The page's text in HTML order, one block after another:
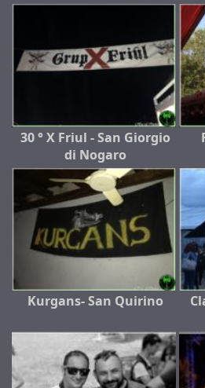
30 ° X Friul - San Giorgio
di Nogaro
Kurgans- San Quirino